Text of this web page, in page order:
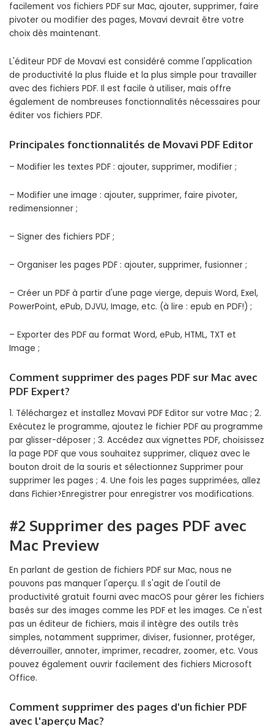
facilement vos fichiers PDF sur Mac, ajouter, supprimer, faire
pivoter ou modifier des pages, Movavi devrait être votre
choix dès maintenant.
L'éditeur PDF de Movavi est considéré comme l'application
de productivité la plus fluide et la plus simple pour travailler
avec des fichiers PDF. Il est facile à utiliser, mais offre
également de nombreuses fonctionnalités nécessaires pour
éditer vos fichiers PDF.
Principales fonctionnalités de Movavi PDF Editor
– Modifier les textes PDF : ajouter, supprimer, modifier ;
– Modifier une image : ajouter, supprimer, faire pivoter,
redimensionner ;
– Signer des fichiers PDF ;
– Organiser les pages PDF : ajouter, supprimer, fusionner ;
– Créer un PDF à partir d'une page vierge, depuis Word, Exel,
PowerPoint, ePub, DJVU, Image, etc. (à lire : epub en PDF!) ;
– Exporter des PDF au format Word, ePub, HTML, TXT et
Image ;
Comment supprimer des pages PDF sur Mac avec
PDF Expert?
1. Téléchargez et installez Movavi PDF Editor sur votre Mac ; 2.
Exécutez le programme, ajoutez le fichier PDF au programme
par glisser-déposer ; 3. Accédez aux vignettes PDF, choisissez
la page PDF que vous souhaitez supprimer, cliquez avec le
bouton droit de la souris et sélectionnez Supprimer pour
supprimer les pages ; 4. Une fois les pages supprimées, allez
dans Fichier>Enregistrer pour enregistrer vos modifications.
#2 Supprimer des pages PDF avec
Mac Preview
En parlant de gestion de fichiers PDF sur Mac, nous ne
pouvons pas manquer l'aperçu. Il s'agit de l'outil de
productivité gratuit fourni avec macOS pour gérer les fichiers
basés sur des images comme les PDF et les images. Ce n'est
pas un éditeur de fichiers, mais il intègre des outils très
simples, notamment supprimer, diviser, fusionner, protéger,
déverrouiller, annoter, imprimer, recadrer, zoomer, etc. Vous
pouvez également ouvrir facilement des fichiers Microsoft
Office.
Comment supprimer des pages d'un fichier PDF
avec l'aperçu Mac?